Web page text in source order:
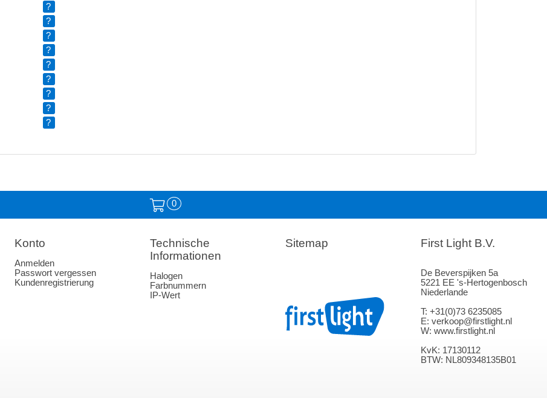
?
?
?
?
?
?
?
?
?
0
Konto
Anmelden
Passwort vergessen
Kundenregistrierung
Technische
Informationen
Halogen
Farbnummern
IP-Wert
Sitemap First Light B.V.
De Beverspijken 5a
5221 EE 's-Hertogenbosch
Niederlande
T: +31(0)73 6235085
E: verkoop@firstlight.nl
W: www.firstlight.nl
KvK: 17130112
BTW: NL809348135B01